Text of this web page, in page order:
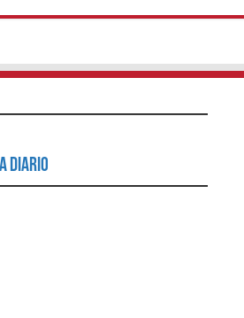
Diario